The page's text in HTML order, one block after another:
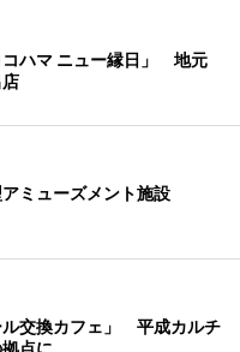
コハマ ニュー縁日」 地元
ミューズメント施設
ル交換カフェ」 平成カルチ